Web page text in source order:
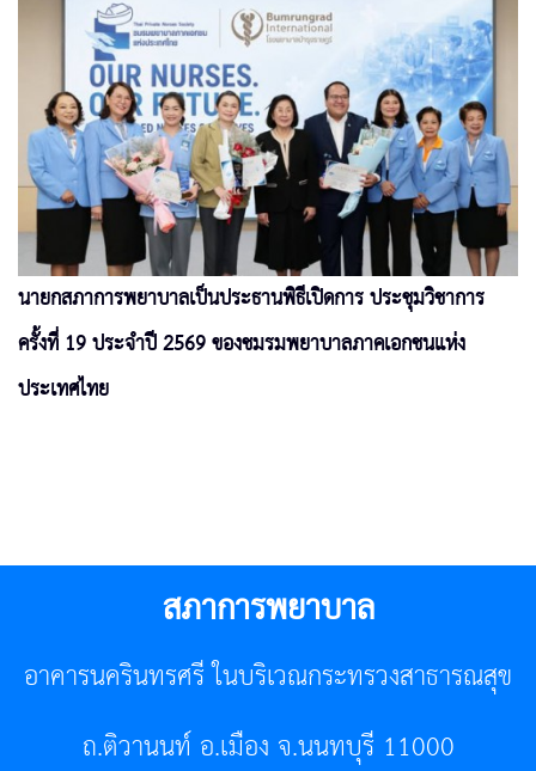
นายกสภาการพยาบาลเป็นประธานพิธีเปิดการ ประชุมวิชาการ
ครั้งที่ 19 ประจำปี 2569 ของชมรมพยาบาลภาคเอกชนแห่ง
ประเทศไทย
สภาการพยาบาล
อาคารนครินทรศรี ในบริเวณกระทรวงสาธารณสุข
ถ.ติวานนท์ อ.เมือง จ.นนทบุรี 11000